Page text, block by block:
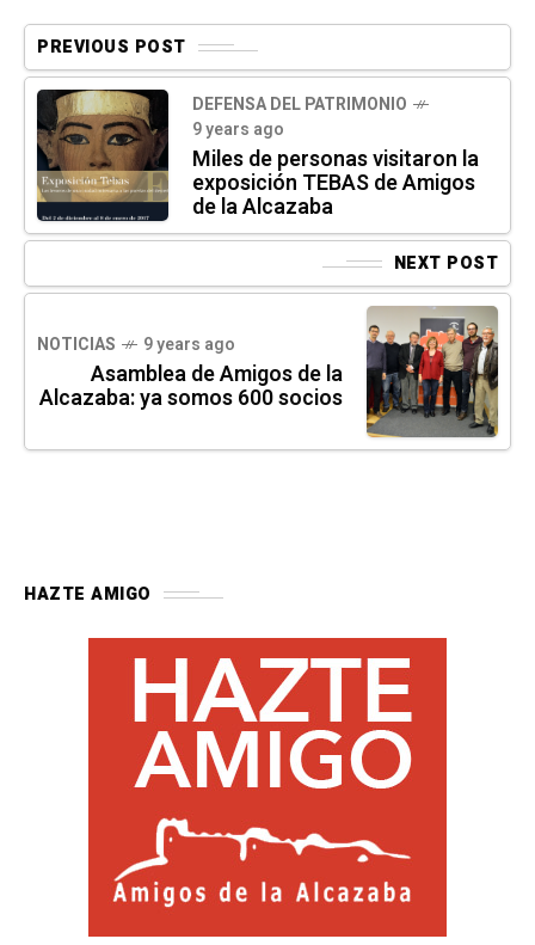
PREVIOUS POST
DEFENSA DEL PATRIMONIO
9 years ago
Miles de personas visitaron la
exposición TEBAS de Amigos
de la Alcazaba
NEXT POST
NOTICIAS 9 years ago
Asamblea de Amigos de la
Alcazaba: ya somos 600 socios
HAZTE AMIGO